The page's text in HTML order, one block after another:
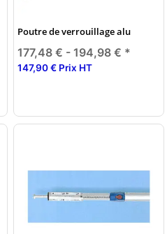
Poutre de verrouillage alu
177,48 € - 194,98 € *
147,90 € Prix HT